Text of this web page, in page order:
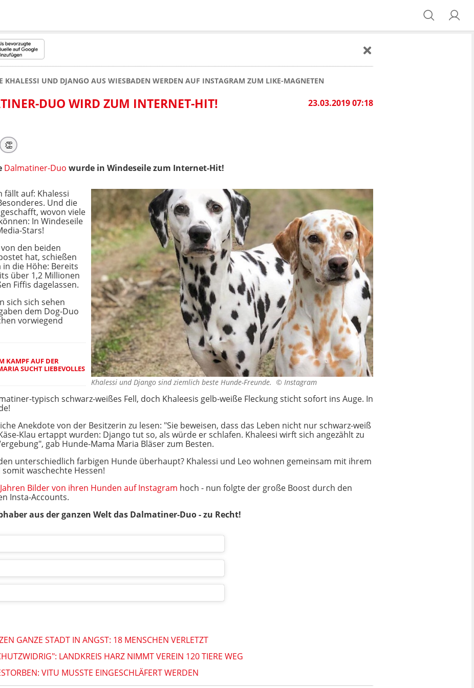
KHALESSI UND DJANGO AUS WIESBADEN WERDEN AUF INSTAGRAM ZUM LIKE-MAGNETEN
23.03.2019 07:18
DUO WIRD ZUM INTERNET-HIT!
👏
Dalmatiner-Duo wurde in Windeseile zum Internet-Hit!
Khalessi und Django sind ziemlich beste Hunde-Freunde. © Instagram
fällt auf: Khalessi
Und die
wovon viele
In Windeseile
Stars!
den beiden
hat, schießen
die Höhe: Bereits
über 1,2 Millionen
Fiffis dagelassen.
sich sich sehen
dem Dog-Duo
vorwiegend
KAMPF AUF DER
SUCHT LIEBEVOLLES Z
typisch schwarz-weißes Fell, doch Khaleesis gelb-weiße Fleckung sticht sofort ins Auge. In
Anekdote von der Besitzerin zu lesen: "Sie beweisen, dass das Leben nicht nur schwarz-weiß
Klau ertappt wurden: Django tut so, als würde er schlafen. Khaleesi wirft sich angezählt zu
gab Hunde-Mama Maria Bläser zum Besten.
unterschiedlich farbigen Hunde überhaupt? Khalessi und Leo wohnen gemeinsam mit ihrem
waschechte Hessen!
Bilder von ihren Hunden auf Instagram hoch - nun folgte der große Boost durch den
Insta-Accounts.
aus der ganzen Welt das Dalmatiner-Duo - zu Recht!
GANZE STADT IN ANGST: 18 MENSCHEN VERLETZT
LANDKREIS HARZ NIMMT VEREIN 120 TIERE WEG
VITU MUSSTE EINGESCHLÄFERT WERDEN